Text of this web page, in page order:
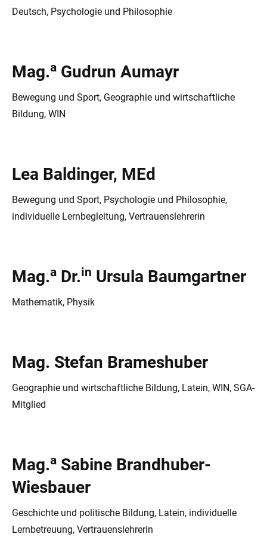
Deutsch, Psychologie und Philosophie
Mag.a Gudrun Aumayr
Bewegung und Sport, Geographie und wirtschaftliche
Bildung, WIN
Lea Baldinger, MEd
Bewegung und Sport, Psychologie und Philosophie,
individuelle Lernbegleitung, Vertrauenslehrerin
Mag.a Dr.in Ursula Baumgartner
Mathematik, Physik
Mag. Stefan Brameshuber
Geographie und wirtschaftliche Bildung, Latein, WIN, SGA-
Mitglied
Mag.a Sabine Brandhuber-
Wiesbauer
Geschichte und politische Bildung, Latein, individuelle
Lernbetreuung, Vertrauenslehrerin